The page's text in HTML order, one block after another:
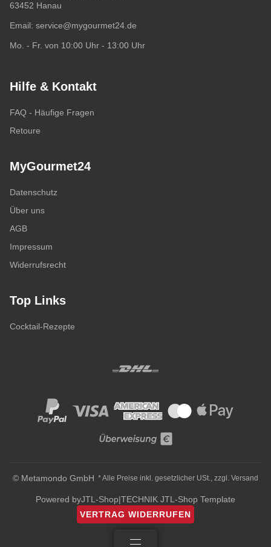
63452 Hanau
Email: service@mygourmet24.de
Mo. - Fr. von 10:00 Uhr - 13:00 Uhr
Hilfe & Kontakt
FAQ - Häufige Fragen
Retoure
MyGourmet24
Datenschutz
Über uns
AGB
Impressum
Widerrufsrecht
Top Links
Cocktail-Rezepte
© Metamondo GmbH * Alle Preise inkl. gesetzlicher USt., zzgl. Versand
Powered byJTL-Shop|TECHNIK JTL-Shop Template
VERTRAG WIDERRUFEN